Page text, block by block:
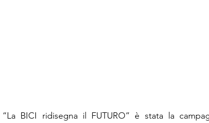
“La BICI ridisegna il FUTURO” ​​è stata la